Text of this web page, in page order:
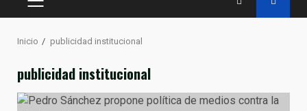
MENÚ
Inicio publicidad institucional
publicidad institucional